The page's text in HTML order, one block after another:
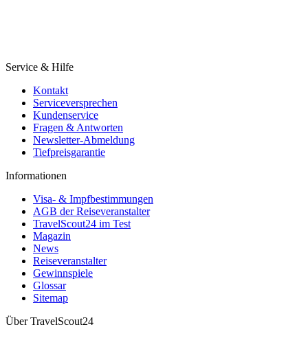
Service & Hilfe
Kontakt
Serviceversprechen
Kundenservice
Fragen & Antworten
Newsletter-Abmeldung
Tiefpreisgarantie
Informationen
Visa- & Impfbestimmungen
AGB der Reiseveranstalter
TravelScout24 im Test
Magazin
News
Reiseveranstalter
Gewinnspiele
Glossar
Sitemap
Über TravelScout24